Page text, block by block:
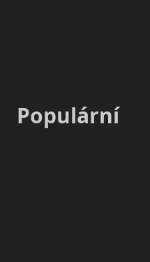
Populární